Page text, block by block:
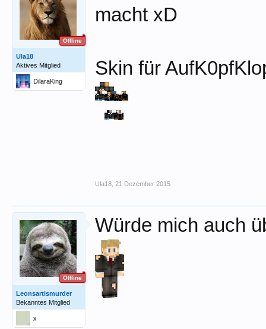
Offline
Ula18
Aktives Mitglied
DilaraKing
macht xD
Skin für
Ula18 21 Dezember 2015
Offline
Leonsartismurder
Bekanntes Mitglied
x
Würde mich auch